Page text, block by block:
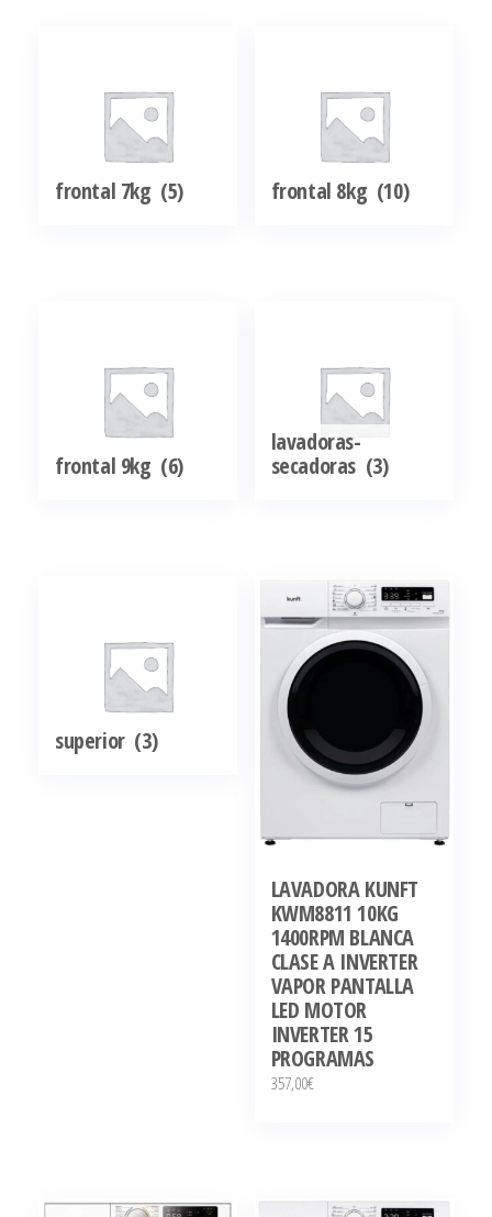
frontal 7kg (5) frontal 8kg (10)
frontal 9kg (6)
lavadoras-
secadoras (3)
superior (3)
LAVADORA KUNFT
KWM8811 10KG
1400RPM BLANCA
CLASE A INVERTER
VAPOR PANTALLA
LED MOTOR
INVERTER 15
PROGRAMAS
357,00€